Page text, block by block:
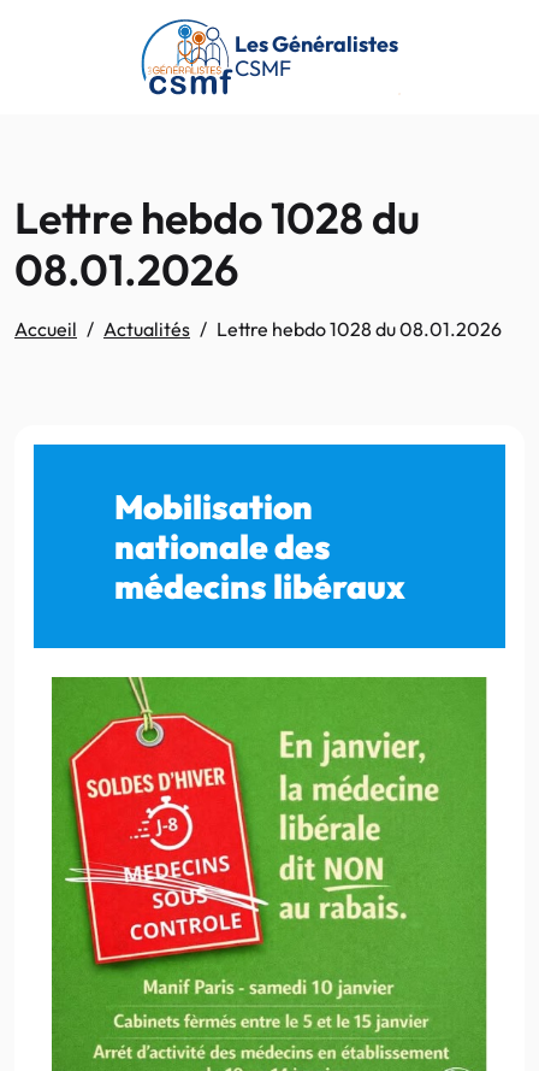
Passer au contenu principal
Les Généralistes
CSMF
Lettre hebdo 1028 du
08.01.2026
Accueil Actualités Lettre hebdo 1028 du 08.01.2026
Mobilisation
nationale des
médecins libéraux